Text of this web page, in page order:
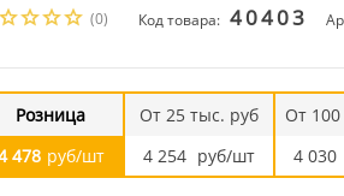
(0) Код товара: 40403
Розница
478 руб/шт
От 25 тыс. руб
4 254 руб/шт
От
4 030